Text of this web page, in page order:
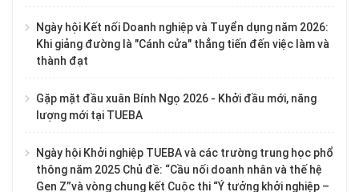
Ngày hội Kết nối Doanh nghiệp và Tuyển dụng năm 2026:
Khi giảng đường là "Cánh cửa" thẳng tiến đến việc làm và
thành đạt
Gặp mặt đầu xuân Bính Ngọ 2026 - Khởi đầu mới, năng
lượng mới tại TUEBA
Ngày hội Khởi nghiệp TUEBA và các trường trung học phổ
thông năm 2025 Chủ đề: “Cầu nối doanh nhân và thế hệ
Gen Z”và vòng chung kết Cuộc thi “Ý tưởng khởi nghiệp –